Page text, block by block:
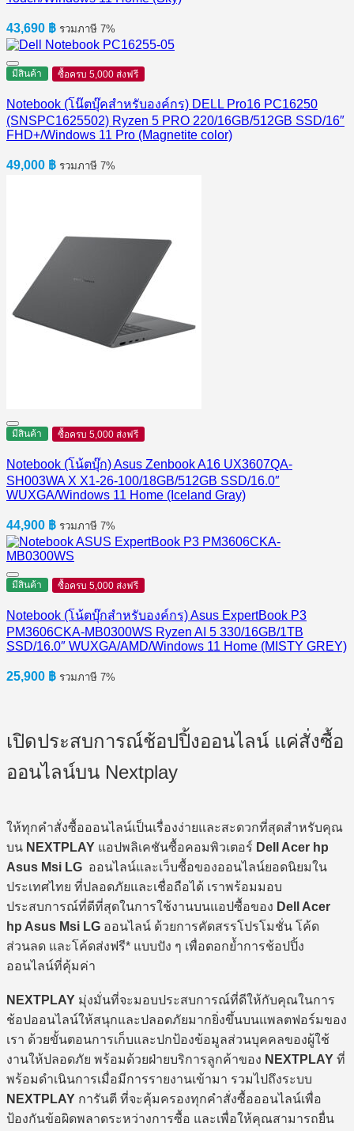
43,690 ฿ รวมภาษี 7%
มีสินค้า ซื้อครบ 5,000 ส่งฟรี
Notebook (โน๊ตบุ๊คสำหรับองค์กร) DELL Pro16 PC16250
(SNSPC1625502) Ryzen 5 PRO 220/16GB/512GB SSD/16″
FHD+/Windows 11 Pro (Magnetite color)
49,000 ฿ รวมภาษี 7%
มีสินค้า ซื้อครบ 5,000 ส่งฟรี
Notebook (โน้ตบุ๊ก) Asus Zenbook A16 UX3607QA-
SH003WA X X1-26-100/18GB/512GB SSD/16.0″
WUXGA/Windows 11 Home (Iceland Gray)
44,900 ฿ รวมภาษี 7%
มีสินค้า ซื้อครบ 5,000 ส่งฟรี
Notebook (โน้ตบุ๊กสำหรับองค์กร) Asus ExpertBook P3
PM3606CKA-MB0300WS Ryzen AI 5 330/16GB/1TB
SSD/16.0″ WUXGA/AMD/Windows 11 Home (MISTY GREY)
25,900 ฿ รวมภาษี 7%
เปิดประสบการณ์ช้อปปิ้งออนไลน์ แค่สั่งซื้อ
ออนไลน์บน Nextplay
ให้ทุกคำสั่งซื้อออนไลน์เป็นเรื่องง่ายและสะดวกที่สุดสำหรับคุณ
บน NEXTPLAY แอปพลิเคชันซื้อคอมพิวเตอร์ Dell Acer hp
Asus Msi LG ออนไลน์และเว็บซื้อของออนไลน์ยอดนิยมใน
ประเทศไทย ที่ปลอดภัยและเชื่อถือได้ เราพร้อมมอบ
ประสบการณ์ที่ดีที่สุดในการใช้งานบนแอปซื้อของ Dell Acer
hp Asus Msi LG ออนไลน์ ด้วยการคัดสรรโปรโมชั่น โค้ด
ส่วนลด และโค้ดส่งฟรี* แบบปัง ๆ เพื่อตอกย้ำการช้อปปิ้ง
ออนไลน์ที่คุ้มค่า
NEXTPLAY มุ่งมั่นที่จะมอบประสบการณ์ที่ดีให้กับคุณในการ
ช้อปออนไลน์ให้สนุกและปลอดภัยมากยิ่งขึ้นบนแพลตฟอร์มของ
เรา ด้วยขั้นตอนการเก็บและปกป้องข้อมูลส่วนบุคคลของผู้ใช้
งานให้ปลอดภัย พร้อมด้วยฝ่ายบริการลูกค้าของ NEXTPLAY ที่
พร้อมดำเนินการเมื่อมีการรายงานเข้ามา รวมไปถึงระบบ
NEXTPLAY การันตี ที่จะคุ้มครองทุกคำสั่งซื้อออนไลน์เพื่อ
ป้องกันข้อผิดพลาดระหว่างการซื้อ และเพื่อให้คุณสามารถยื่น